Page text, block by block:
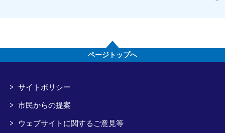
ページトップへ
サイトポリシー
市民からの提案
ウェブサイトに関するご意見等